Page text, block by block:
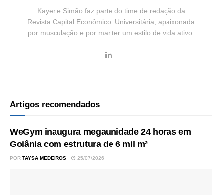
Kayene Simão faz parte do time de redação da
Revista Capital Econômico. Universitária, apaixonada
por musculação e por manter um estilo de vida ativo.
Artigos recomendados
WeGym inaugura megaunidade 24 horas em
Goiânia com estrutura de 6 mil m²
POR TAYSA MEDEIROS 25/07/2026